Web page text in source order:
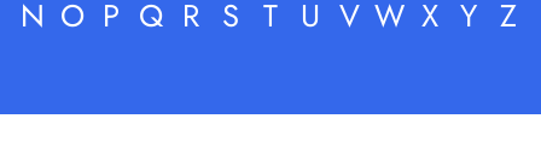
N O P Q R S T U V W X Y Z